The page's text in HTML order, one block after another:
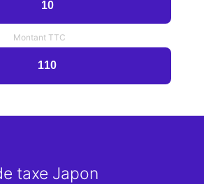
taxe Japon
Montant TTC